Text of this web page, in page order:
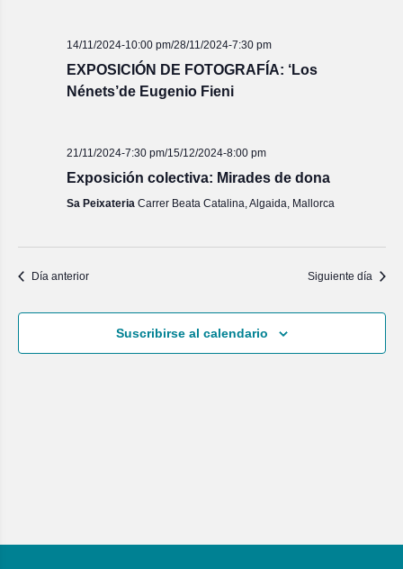
14/11/2024-10:00 pm/28/11/2024-7:30 pm
EXPOSICIÓN DE FOTOGRAFÍA: ‘Los
Nénets’de Eugenio Fieni
21/11/2024-7:30 pm/15/12/2024-8:00 pm
Exposición colectiva: Mirades de dona
Sa Peixateria Carrer Beata Catalina, Algaida, Mallorca
Día anterior Siguiente día
Suscribirse al calendario